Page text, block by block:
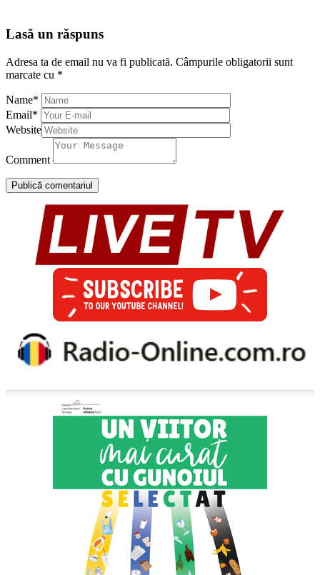
Lasă un răspuns
Adresa ta de email nu va fi publicată. Câmpurile obligatorii sunt
marcate cu *
Name*
Email*
Website
Comment